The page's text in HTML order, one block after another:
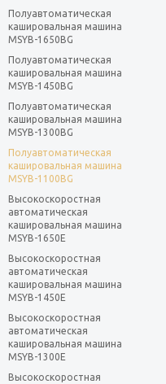
Полуавтоматическая
кашировальная машина
MSYB-1650BG
Полуавтоматическая
кашировальная машина
MSYB-1450BG
Полуавтоматическая
кашировальная машина
MSYB-1300BG
Полуавтоматическая
кашировальная машина
MSYB-1100BG
Высокоскоростная
автоматическая
кашировальная машина
MSYB-1650E
Высокоскоростная
автоматическая
кашировальная машина
MSYB-1450E
Высокоскоростная
автоматическая
кашировальная машина
MSYB-1300E
Высокоскоростная